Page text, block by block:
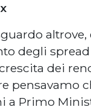
altrove,
degli
dei
pensavamo
a Primo